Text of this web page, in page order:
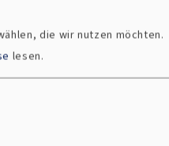
und Leupoldsgrün
die wir nutzen möchten.
lesen.